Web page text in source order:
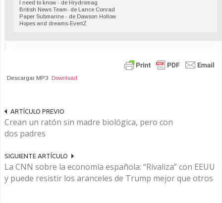
I need to know - de Hrydromag
British News Team- de Lance Conrad
Paper Submarine - de Dawson Hollow
Hopes and dreams-EvertZ
Descargar MP3 Download
ARTÍCULO PREVIO
Crean un ratón sin madre biológica, pero con
dos padres
SIGUIENTE ARTÍCULO
La CNN sobre la economía española: “Rivaliza” con EEUU
y puede resistir los aranceles de Trump mejor que otros